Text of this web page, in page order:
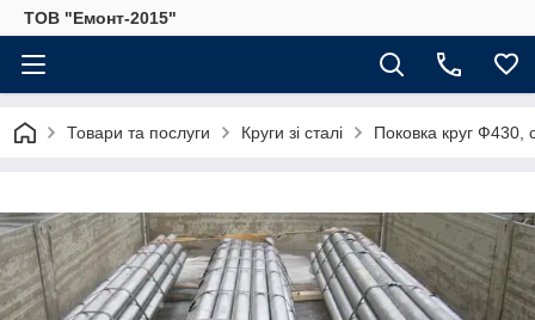
ТОВ "Емонт-2015"
Товари та послуги Круги зі сталі Поковка круг Ф430,